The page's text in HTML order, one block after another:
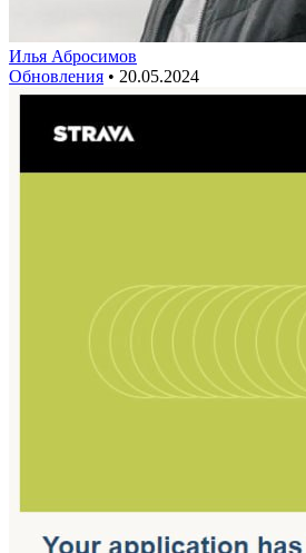
Илья Абросимов
Обновления • 20.05.2024